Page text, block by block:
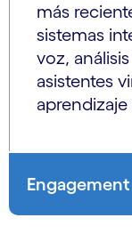
más
sistemas
voz,
asistentes